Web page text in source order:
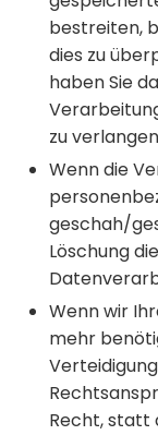
bestreiten,
dies zu
haben Sie
zu
Wenn die
geschah/
Löschung
Wenn wir
mehr
Recht, statt